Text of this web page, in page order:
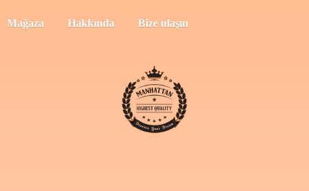
Mağaza Hakkında Bize ulaşın